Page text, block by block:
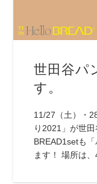
世田谷パ
す。
11/27（土）・
り2021」が世
BREAD1setも
ます！ 場所は、